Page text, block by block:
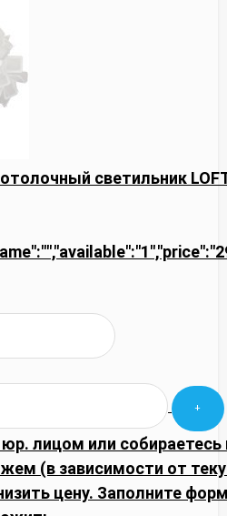
светильник
лицом или
(в зависимости от
цену. Заполните